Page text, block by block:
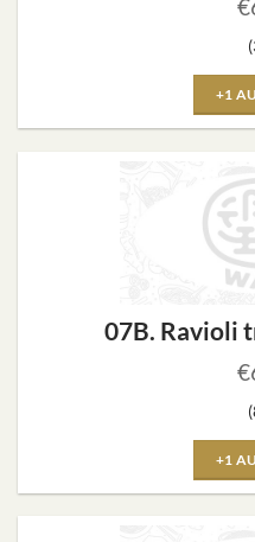
€
+1
07B. Ravioli
€
+1